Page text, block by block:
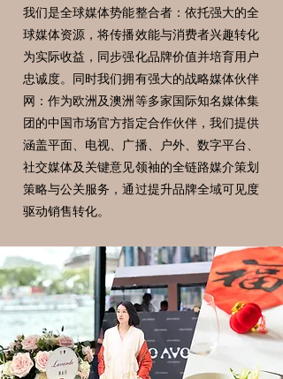
我们是全球媒体势能整合者：依托强大的全
球媒体资源，将传播效能与消费者兴趣转化
为实际收益，同步强化品牌价值并培育用户
忠诚度。同时我们拥有强大的战略媒体伙伴
网：作为欧洲及澳洲等多家国际知名媒体集
团的中国市场官方指定合作伙伴，我们提供
涵盖平面、电视、广播、户外、数字平台、
社交媒体及关键意见领袖的全链路媒介策划
策略与公关服务，通过提升品牌全域可见度
驱动销售转化。